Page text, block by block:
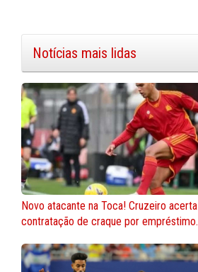
Notícias mais lidas
Novo atacante na Toca! Cruzeiro acerta
contratação de craque por empréstimo.